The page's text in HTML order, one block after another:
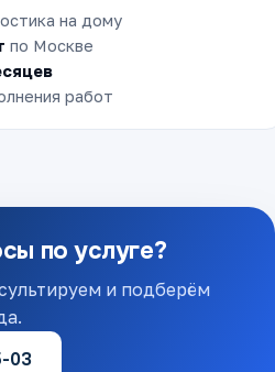
на дому
по Москве
работ
по услуге?
и подберём
03